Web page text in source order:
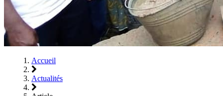
Accueil
Actualités